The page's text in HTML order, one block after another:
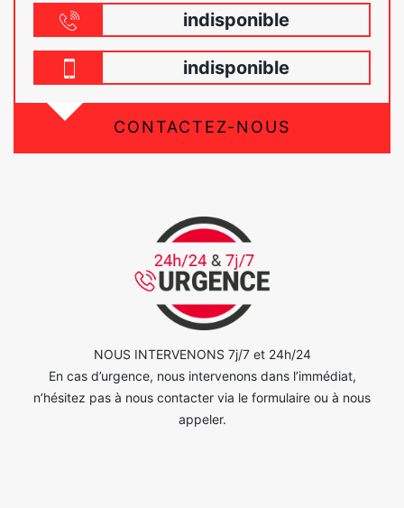
indisponible
indisponible
CONTACTEZ-NOUS
NOUS INTERVENONS 7j/7 et 24h/24
En cas d’urgence, nous intervenons dans l’immédiat,
n’hésitez pas à nous contacter via le formulaire ou à nous
appeler.